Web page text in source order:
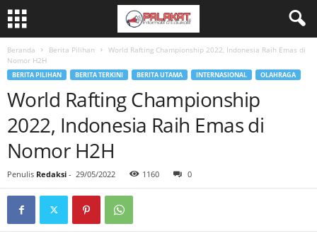
Beranda Berita Pilihan
World Rafting Championship 2022, Indonesia Raih Emas di
Nomor H2H
BERITA PILIHAN BERITA TERKINI BERITA UTAMA INTERNASIONAL OLAHRAGA
World Rafting Championship
2022, Indonesia Raih Emas di
Nomor H2H
Penulis Redaksi - 29/05/2022 1160 0